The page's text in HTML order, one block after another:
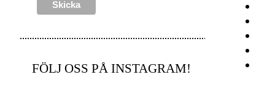
FÖLJ OSS PÅ INSTAGRAM!